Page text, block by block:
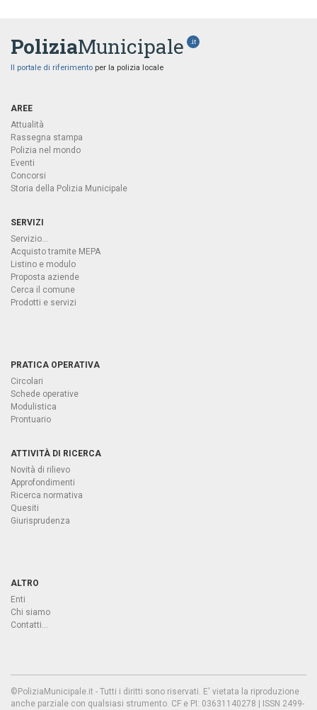
PoliziaMunicipale .it
Il portale di riferimento per la polizia locale
AREE
Attualità
Rassegna stampa
Polizia nel mondo
Eventi
Concorsi
Storia della Polizia Municipale
SERVIZI
Servizio...
Acquisto tramite MEPA
Listino e modulo
Proposta aziende
Cerca il comune
Prodotti e servizi
PRATICA OPERATIVA
Circolari
Schede operative
Modulistica
Prontuario
ATTIVITÀ DI RICERCA
Novità di rilievo
Approfondimenti
Ricerca normativa
Quesiti
Giurisprudenza
ALTRO
Enti
Chi siamo
Contatti...
©PoliziaMunicipale.it - Tutti i diritti sono riservati. E' vietata la riproduzione
anche parziale con qualsiasi strumento. CF e PI: 03631140278 | ISSN 2499-